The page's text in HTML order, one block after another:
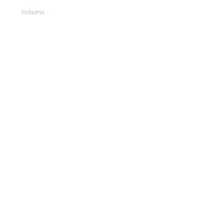
Reklama